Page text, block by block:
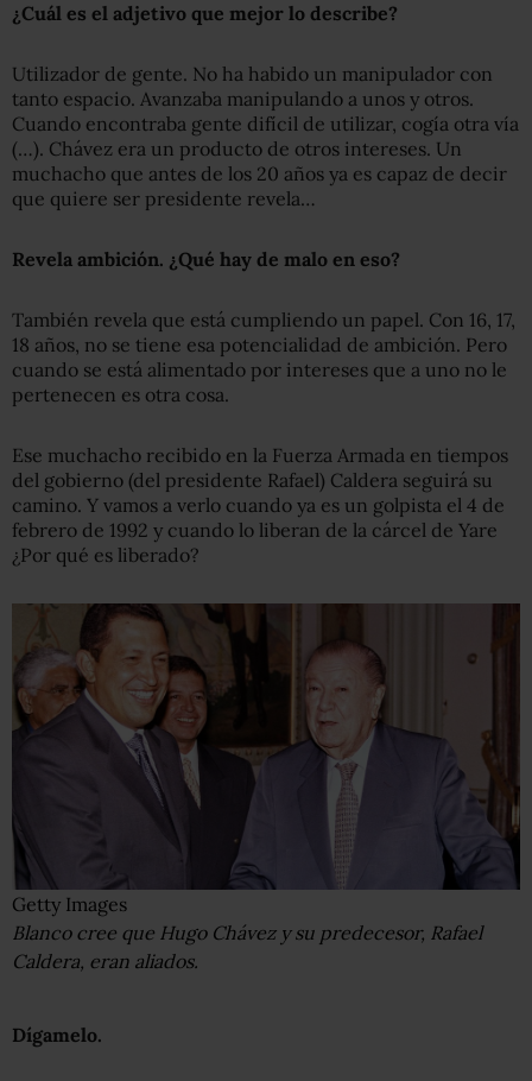
¿Cuál es el adjetivo que mejor lo describe?
Utilizador de gente. No ha habido un manipulador con
tanto espacio. Avanzaba manipulando a unos y otros.
Cuando encontraba gente difícil de utilizar, cogía otra vía
(…). Chávez era un producto de otros intereses. Un
muchacho que antes de los 20 años ya es capaz de decir
que quiere ser presidente revela…
Revela ambición. ¿Qué hay de malo en eso?
También revela que está cumpliendo un papel. Con 16, 17,
18 años, no se tiene esa potencialidad de ambición. Pero
cuando se está alimentado por intereses que a uno no le
pertenecen es otra cosa.
Ese muchacho recibido en la Fuerza Armada en tiempos
del gobierno (del presidente Rafael) Caldera seguirá su
camino. Y vamos a verlo cuando ya es un golpista el 4 de
febrero de 1992 y cuando lo liberan de la cárcel de Yare
¿Por qué es liberado?
Getty Images
Blanco cree que Hugo Chávez y su predecesor, Rafael
Caldera, eran aliados.
Dígamelo.